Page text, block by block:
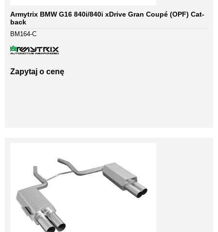
Armytrix BMW G16 840i/840i xDrive Gran Coupé (OPF) Cat-
back
BM164-C
Zapytaj o cenę